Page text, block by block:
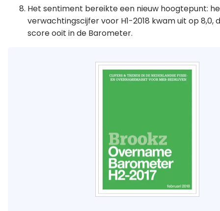
Het sentiment bereikte een nieuw hoogtepunt:
verwachtingscijfer voor H1-2018 kwam uit op 8,0,
score ooit in de Barometer.